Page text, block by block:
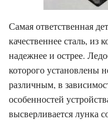
Самая ответственная
качественнее сталь,
надежнее и острее.
которого установлены
различным, в
особенностей
высверливается лунка